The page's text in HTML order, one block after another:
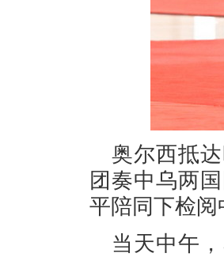
奥尔西抵
团奏中乌两
平陪同下检
当天中午